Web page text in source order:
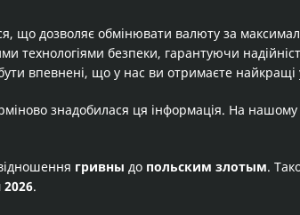
що дозволяє обмінювати валюту за
технологіями безпеки, гарантуючи
впевнені, що у нас ви отримаєте найкращі
знадобилася ця інформація. На нашому
гривны до польским злотым.
2026.